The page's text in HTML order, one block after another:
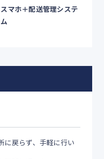
スマホ＋配送管理システ
ム
に戻らず、手軽に行い